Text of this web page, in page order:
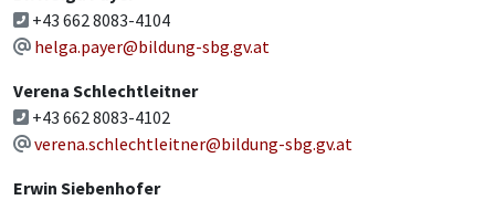
+43 662 8083-4104
helga.payer@bildung-sbg.gv.at
Verena Schlechtleitner
+43 662 8083-4102
verena.schlechtleitner@bildung-sbg.gv.at
Erwin Siebenhofer